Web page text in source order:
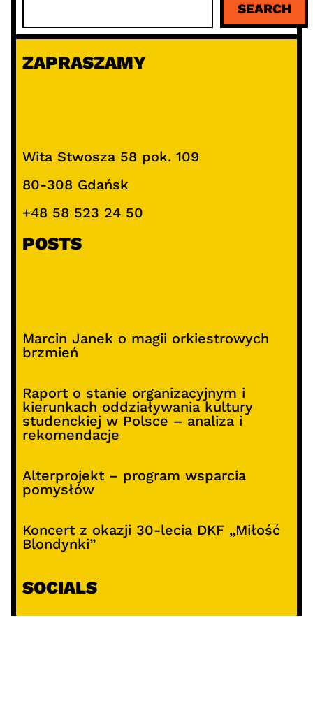
u
a
SEARCH
ZAPRASZAMY
Wita Stwosza 58 pok. 109
80-308 Gdańsk
+48 58 523 24 50
POSTS
Marcin Janek o magii orkiestrowych
brzmień
Raport o stanie organizacyjnym i
kierunkach oddziaływania kultury
studenckiej w Polsce – analiza i
rekomendacje
Alterprojekt – program wsparcia
pomysłów
Koncert z okazji 30-lecia DKF „Miłość
Blondynki”
SOCIALS